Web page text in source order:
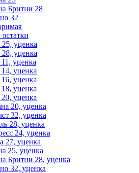
Бритни 28
32
уценка
уценка
уценка
уценка
уценка
уценка
уценка
20, уценка
32, уценка
28, уценка
24, уценка
27, уценка
25, уценка
Бритни 28, уценка
32, уценка